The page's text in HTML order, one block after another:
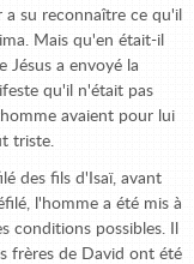
a su reconnaître ce qu'il
Mais qu'en était-il
Jésus a envoyé la
qu'il n'était pas
avaient pour lui
triste.
des fils d'Isaï, avant
l'homme a été mis à
conditions possibles. Il
frères de David ont été